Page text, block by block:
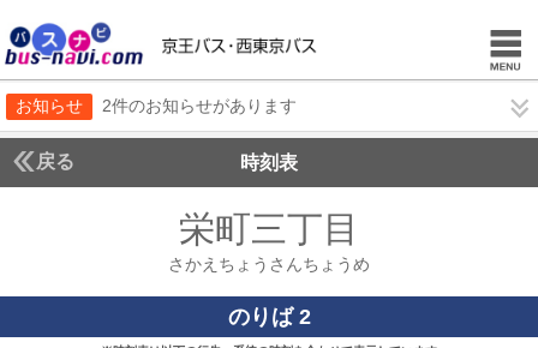
お知らせ 2件のお知らせがあります
戻る 時刻表
栄町三丁目
さかえちょうさんちょうめ
のりば 2